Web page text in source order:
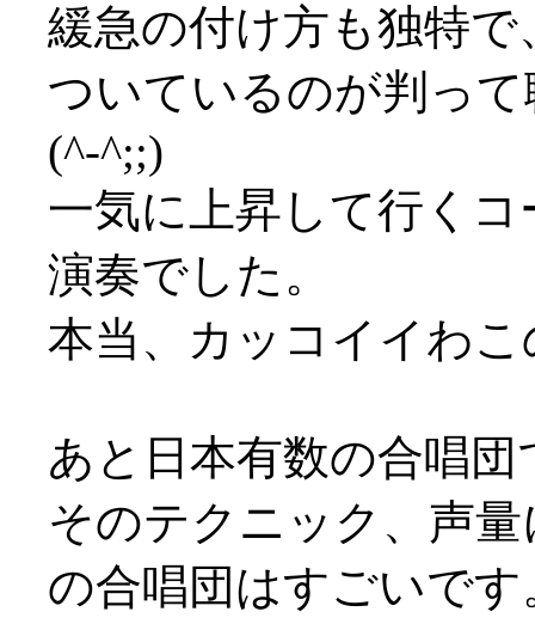
緩急の付け方も独特
ついているのが判っ
(^-^;;)
一気に上昇して行く
演奏でした。
本当、カッコイイわ
あと日本有数の合唱
そのテクニック、声
の合唱団はすごいです